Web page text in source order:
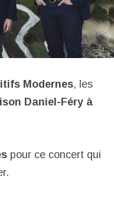
Modernes, les
Daniel-Féry à
pour ce concert qui